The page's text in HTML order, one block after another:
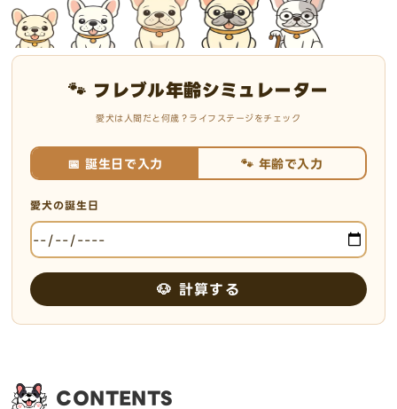
🐾 フレブル年齢シミュレーター
愛犬は人間だと何歳？ライフステージをチェック
📅 誕生日で入力 🐾 年齢で入力
愛犬の誕生日
🐶 計算する
CONTENTS